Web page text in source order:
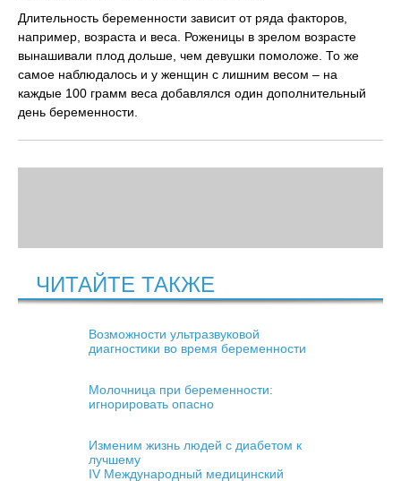
Длительность беременности зависит от ряда факторов,
например, возраста и веса. Роженицы в зрелом возрасте
вынашивали плод дольше, чем девушки помоложе. То же
самое наблюдалось и у женщин с лишним весом – на
каждые 100 грамм веса добавлялся один дополнительный
день беременности.
ЧИТАЙТЕ ТАКЖЕ
Возможности ультразвуковой
диагностики во время беременности
Молочница при беременности:
игнорировать опасно
Изменим жизнь людей с диабетом к
лучшему
IV Международный медицинский